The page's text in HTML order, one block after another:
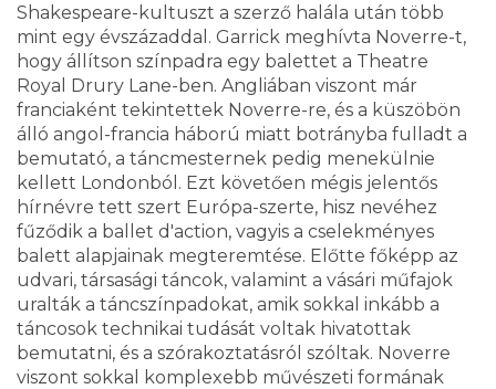
Shakespeare-kultuszt a szerző halála után több
mint egy évszázaddal. Garrick meghívta Noverre-t,
hogy állítson színpadra egy balettet a Theatre
Royal Drury Lane-ben. Angliában viszont már
franciaként tekintettek Noverre-re, és a küszöbön
álló angol-francia háború miatt botrányba fulladt a
bemutató, a táncmesternek pedig menekülnie
kellett Londonból. Ezt követően mégis jelentős
hírnévre tett szert Európa-szerte, hisz nevéhez
fűződik a ballet d'action, vagyis a cselekményes
balett alapjainak megteremtése. Előtte főképp az
udvari, társasági táncok, valamint a vásári műfajok
uralták a táncszínpadokat, amik sokkal inkább a
táncosok technikai tudását voltak hivatottak
bemutatni, és a szórakoztatásról szóltak. Noverre
viszont sokkal komplexebb művészeti formának